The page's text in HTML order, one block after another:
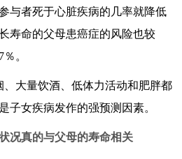
与者死于心脏疾病的几率就降低
寿命的父母患癌症的风险也较
7％ 。
大量饮酒 低体力活动和肥胖都
子女疾病发作的强预测因素。
况真的与父母的寿命相关